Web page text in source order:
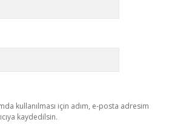
kullanılması için adım, e-posta adresim
kaydedilsin.